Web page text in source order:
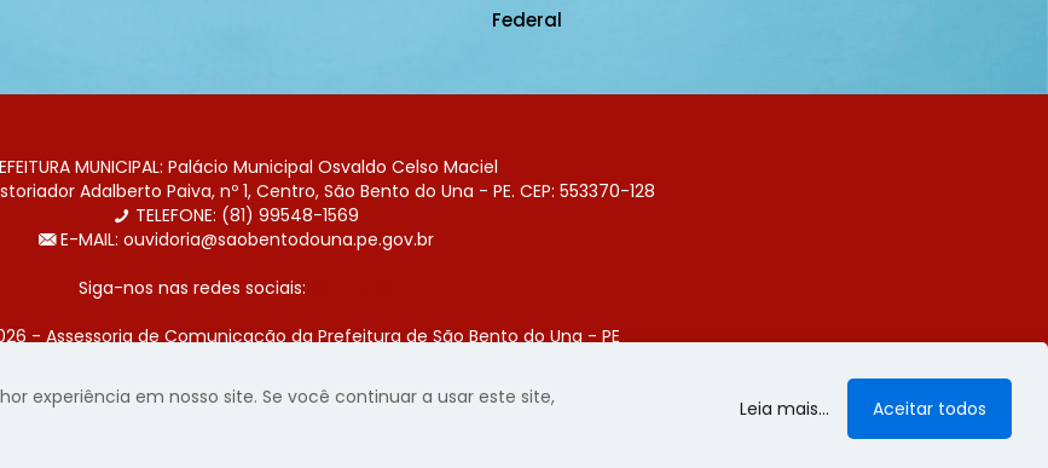
Federal
MUNICIPAL: Palácio Municipal Osvaldo Celso Maciel
Adalberto Paiva, nº 1, Centro, São Bento do Una - PE. CEP: 553370-128
TELEFONE: (81) 99548-1569
E-MAIL: ouvidoria@saobentodouna.pe.gov.br
Siga-nos nas redes sociais:
- Assessoria de Comunicação da Prefeitura de São Bento do Una - PE
pela agência de publicidade LumusWeb - Agência Digital
experiência em nosso site. Se você continuar a usar este site,
Leia mais... Aceitar todos